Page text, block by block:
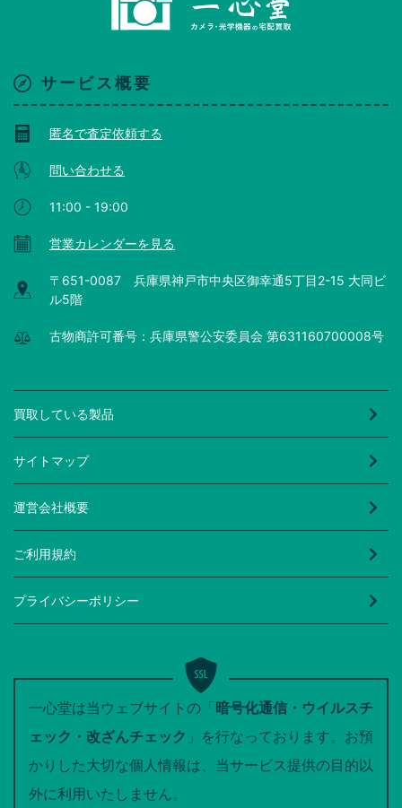
サービス概要
匿名で査定依頼する
問い合わせる
11:00 - 19:00
営業カレンダーを見る
〒651-0087 兵庫県神戸市中央区御幸通5丁目2-15 大同ビ
ル5階
古物商許可番号：兵庫県警公安委員会 第631160700008号
買取している製品
サイトマップ
運営会社概要
ご利用規約
プライバシーポリシー
一心堂は当ウェブサイトの「暗号化通信・ウイルスチ
ェック・改ざんチェック 」を行なっております。お預
かりした大切な個人情報は、当サービス提供の目的以
外に利用いたしません。